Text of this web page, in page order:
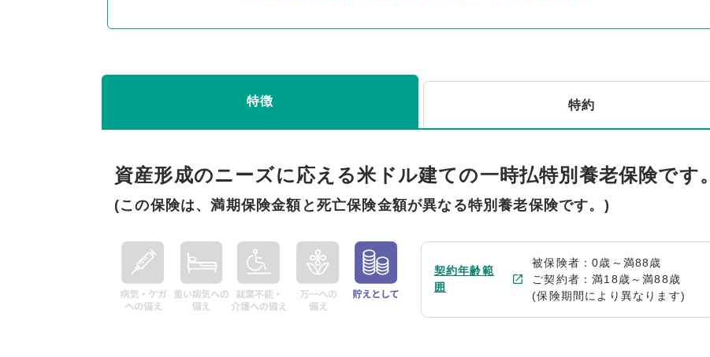
特徴 特約
資産形成のニーズに応える米ドル建ての一時払特別養老保険です。
(この保険は、満期保険金額と死亡保険金額が異なる特別養老保険です。)
契約年齢範
囲
被保険者：0歳～満88歳
ご契約者：満18歳～満88歳
(保険期間により異なります)